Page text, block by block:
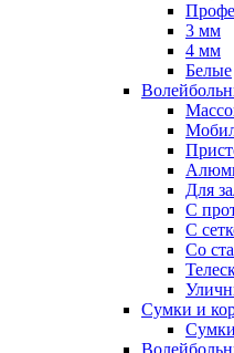
3 мм
4 мм
Белые
Для
С
С
Со
Сумки и